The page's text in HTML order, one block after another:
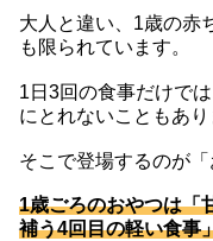
大人と違い、1歳の赤
も限られています。
1日3回の食事だけで
にとれないこともあり
そこで登場するのが「
1歳ごろのおやつは「
補う4回目の軽い食事